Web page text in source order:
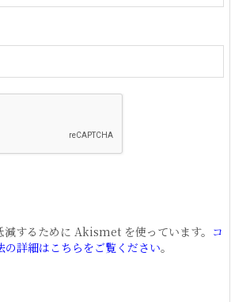
減するために Akismet を使っています。 コ
の詳細はこちらをご覧ください。